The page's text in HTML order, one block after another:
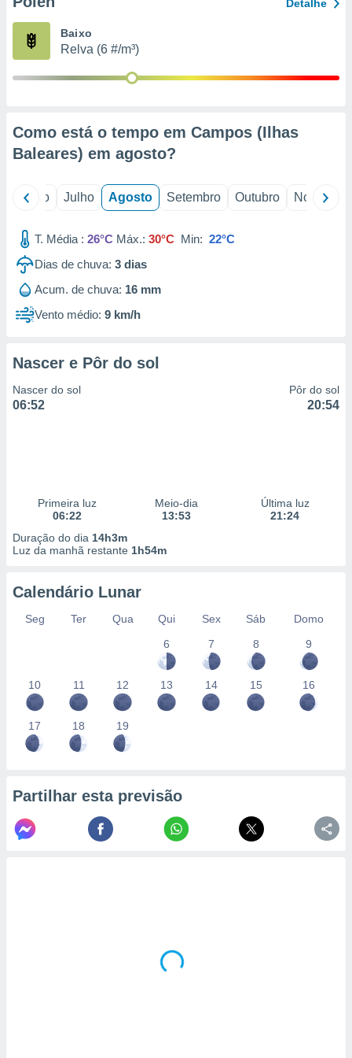
de
1199
Detalhe
Baixo
Relva (6 #/m³)
Como está o tempo em Campos (Ilhas
Baleares) em agosto?
Junho Julho Agosto Setembro Outubro Novembro
T. Média : 26°C Máx.: 30°C Min: 22°C
Dias de chuva: 3 dias
Acum. de chuva: 16 mm
Vento médio: 9 km/h
Nascer e Pôr do sol
Nascer do sol
06:52
Pôr do sol
20:54
Primeira luz
06:22
Meio-dia
13:53
Última luz
21:24
Duração do dia 14h3m
Luz da manhã restante 1h54m
Calendário Lunar
Seg Ter Qua Qui Sex Sáb
Domo
6
7 8 9
10 11 12 13 14 15 16
17 18 19
Partilhar esta previsão